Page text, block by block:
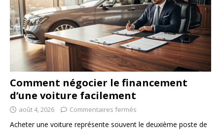
Comment négocier le financement
d’une voiture facilement
août 4, 2026 Commentaires fermés
Acheter une voiture représente souvent le deuxième poste de